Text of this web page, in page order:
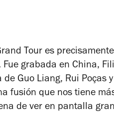
Tour es
grabada en China,
Guo Liang, Rui Poças
fusión que nos tiene
de ver en pantalla